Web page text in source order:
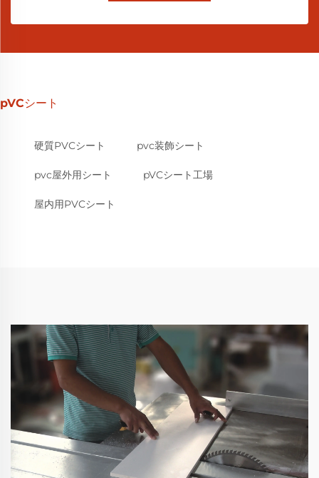
pVCシート
硬質PVCシート pvc装飾シート
pvc屋外用シート pVCシート工場
屋内用PVCシート